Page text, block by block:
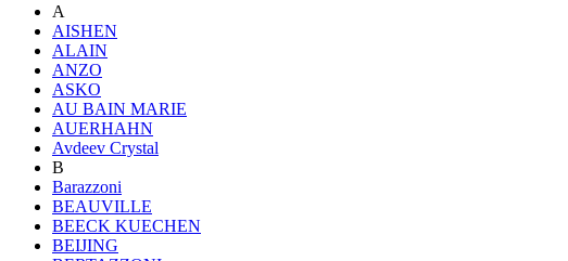
A
AISHEN
ALAIN
ANZO
ASKO
AU BAIN MARIE
AUERHAHN
Avdeev Crystal
B
Barazzoni
BEAUVILLE
BEECK KUECHEN
BEIJING